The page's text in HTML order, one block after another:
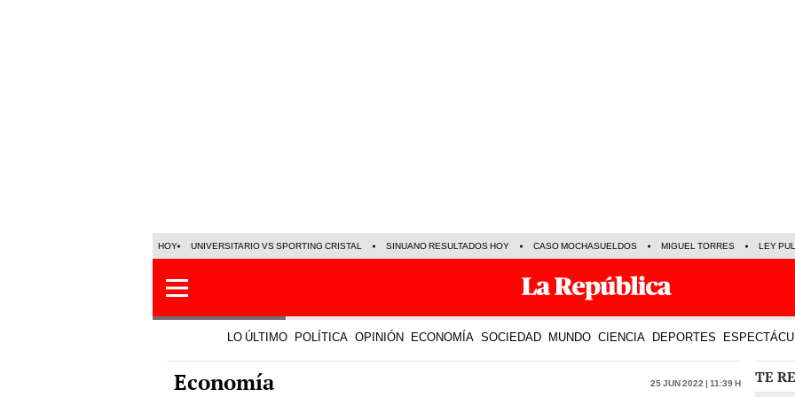
HOY UNIVERSITARIO VS SPORTING CRISTAL SINUANO RESULTADOS HOY CASO MOCHASUELDOS MIGUEL TORRES LEY
Economía TE